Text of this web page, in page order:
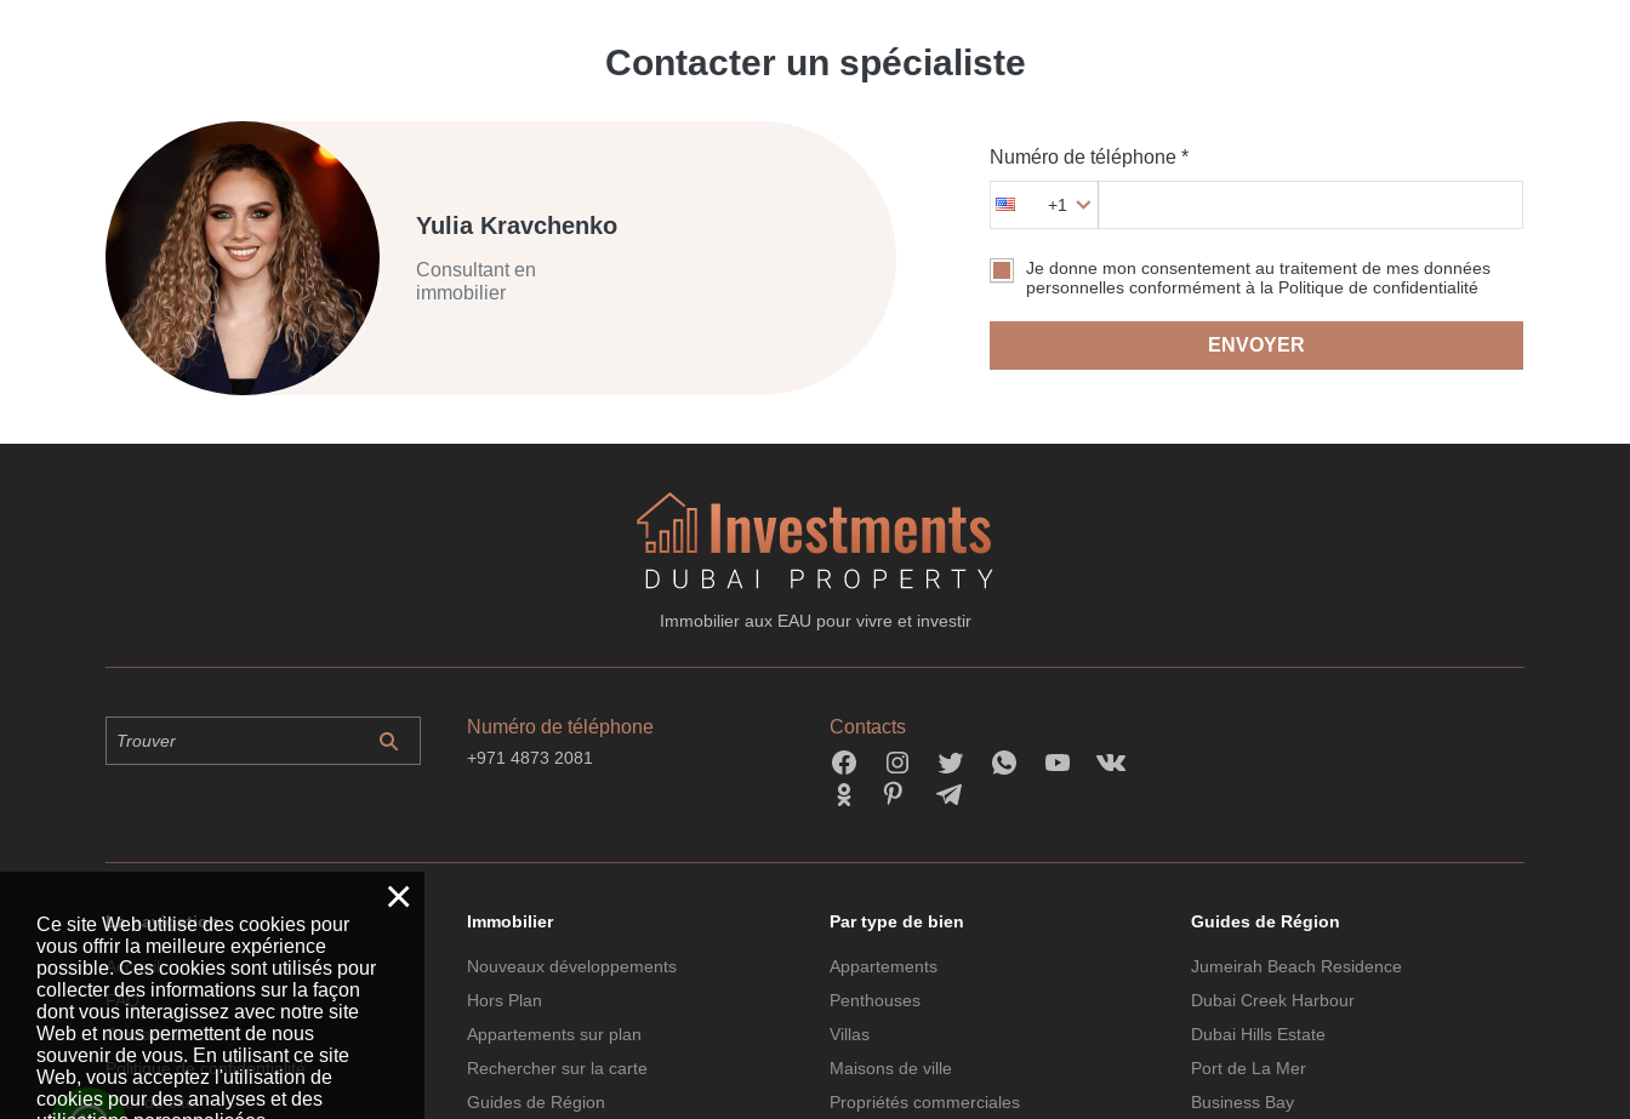
Contacter un spécialiste
Yulia Kravchenko
Consultant en
immobilier
Numéro de téléphone *
+1
Je donne mon consentement au traitement de mes données
personnelles conformément à la Politique de confidentialité
ENVOYER
Immobilier aux EAU pour vivre et investir
Numéro de téléphone
+971 4873 2081
Contacts
La navigation
Accueil
FAQ
Contacter
Politique de confidentialité
Plan du site
Immobilier
Nouveaux développements
Hors Plan
Appartements sur plan
Rechercher sur la carte
Guides de Région
Par type de bien
Appartements
Penthouses
Villas
Maisons de ville
Propriétés commerciales
Guides de Région
Jumeirah Beach Residence
Dubai Creek Harbour
Dubai Hills Estate
Port de La Mer
Business Bay
×
Ce site Web utilise des cookies pour
vous offrir la meilleure expérience
possible. Ces cookies sont utilisés pour
collecter des informations sur la façon
dont vous interagissez avec notre site
Web et nous permettent de nous
souvenir de vous. En utilisant ce site
Web, vous acceptez l'utilisation de
cookies pour des analyses et des